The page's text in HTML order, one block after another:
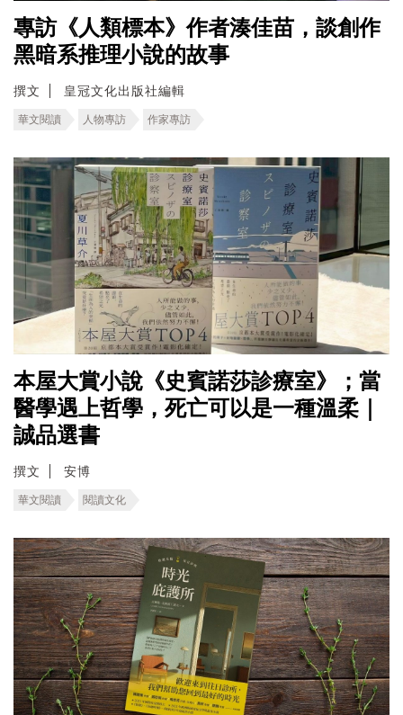
專訪《人類標本》作者湊佳苗，談創作
黑暗系推理小說的故事
撰文 皇冠文化出版社編輯
華文閱讀 人物專訪 作家專訪
本屋大賞小說《史賓諾莎診療室》；當
醫學遇上哲學，死亡可以是一種溫柔｜
誠品選書
撰文 安博
華文閱讀 閱讀文化